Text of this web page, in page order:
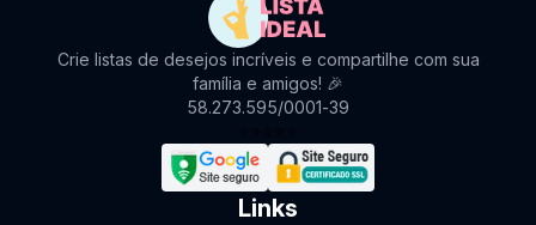
Crie listas de desejos incríveis e compartilhe com sua
família e amigos! 🎉
58.273.595/0001-39
Links